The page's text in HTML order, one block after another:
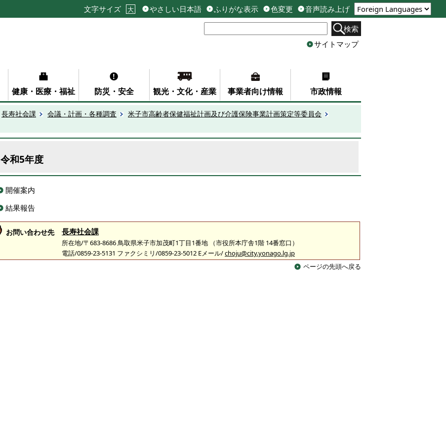
文字サイズ 大 やさしい日本語 ふりがな表示 色変更
音声読み上げ
検索
サイトマップ
健康・医療・福祉 防災・安全 観光・文化・産業 事業者向け情報 市政情報
長寿社会課 会議・計画・各種調査
米子市高齢者保健福祉計画及び介護保険事業計画策定等委員会
令和5年度
開催案内
結果報告
お問い合わせ先 長寿社会課
所在地/〒683-8686 鳥取県米子市加茂町1丁目1番地 （市役所本庁舎1階 14番窓口）
電話/0859-23-5131 ファクシミリ/0859-23-5012 Eメール/choju@city.yonago.lg.jp
ページの先頭へ戻る